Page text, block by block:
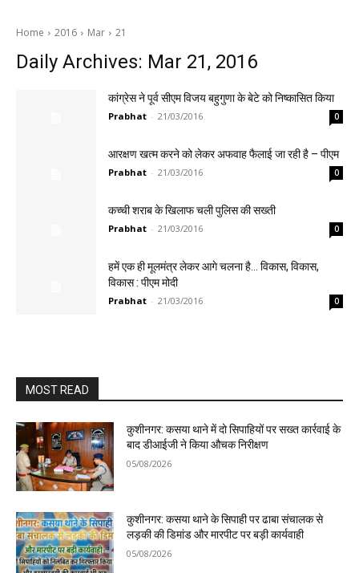
Home 2016 Mar 21
Daily Archives: Mar 21, 2016
कांग्रेस ने पूर्व सीएम विजय बहुगुणा के बेटे को निष्कासित किया
Prabhat - 21/03/2016 0
आरक्षण खत्म करने को लेकर अफवाह फैलाई जा रही है – पीएम
Prabhat - 21/03/2016 0
कच्ची शराब के खिलाफ चली पुलिस की सख्ती
Prabhat - 21/03/2016 0
हमें एक ही मूलमंत्र लेकर आगे चलना है… विकास, विकास,
विकास : पीएम मोदी
Prabhat - 21/03/2016 0
MOST READ
कुशीनगर: कसया थाने में दो सिपाहियों पर सख्त कार्रवाई के
बाद डीआईजी ने किया औचक निरीक्षण
05/08/2026
कुशीनगर: कसया थाने के सिपाही पर ढाबा संचालक से
लड़की की डिमांड और मारपीट पर बड़ी कार्यवाही
05/08/2026